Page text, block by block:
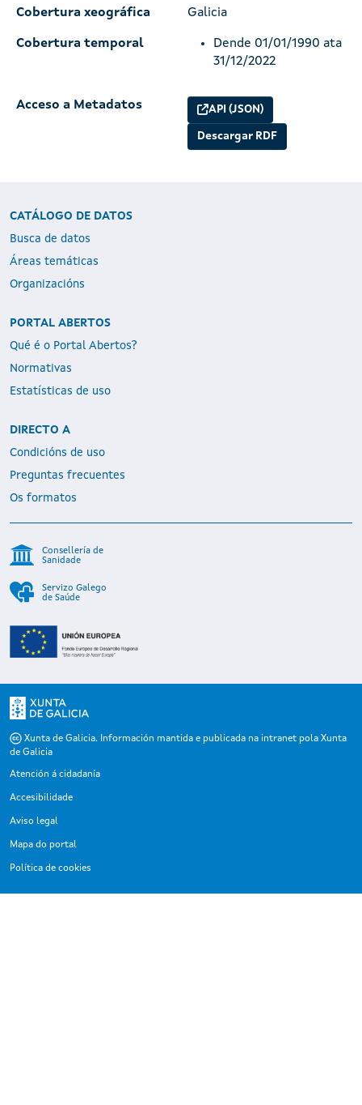
Cobertura xeográfica Galicia
Cobertura temporal
Dende 01/01/1990 ata
31/12/2022
Acceso a Metadatos API (JSON)
Descargar RDF
CATÁLOGO DE DATOS
Busca de datos
Áreas temáticas
Organizacións
PORTAL ABERTOS
Qué é o Portal Abertos?
Normativas
Estatísticas de uso
DIRECTO A
Condicións de uso
Preguntas frecuentes
Os formatos
Consellería de
Sanidade
Servizo Galego
de Saúde
Xunta de Galicia. Información mantida e publicada na intranet pola Xunta
de Galicia
Atención á cidadanía
Accesibilidade
Aviso legal
Mapa do portal
Política de cookies